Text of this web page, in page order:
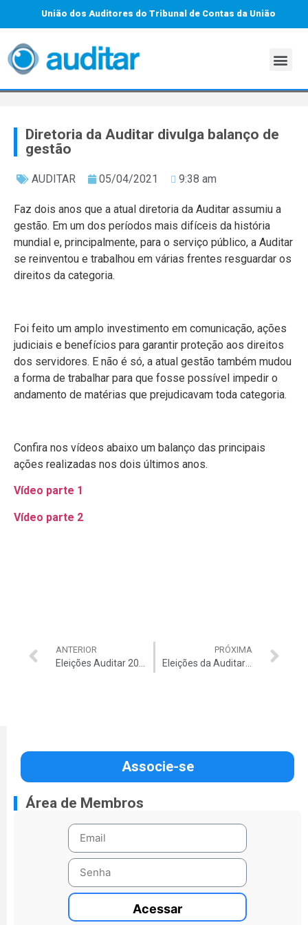
União dos Auditores do Tribunal de Contas da União
Diretoria da Auditar divulga balanço de
gestão
AUDITAR 05/04/2021 9:38 am
Faz dois anos que a atual diretoria da Auditar assumiu a
gestão. Em um dos períodos mais difíceis da história
mundial e, principalmente, para o serviço público, a Auditar
se reinventou e trabalhou em várias frentes resguardar os
direitos da categoria.
Foi feito um amplo investimento em comunicação, ações
judiciais e benefícios para garantir proteção aos direitos
dos servidores. E não é só, a atual gestão também mudou
a forma de trabalhar para que fosse possível impedir o
andamento de matérias que prejudicavam toda categoria.
Confira nos vídeos abaixo um balanço das principais
ações realizadas nos dois últimos anos.
Vídeo parte 1
Vídeo parte 2
ANTERIOR
Eleições Auditar 2021 – Acesse a Votação
PRÓXIMA
Eleições da Auditar: chapa “União e Trabalho” é eleita para conduzir a Associação para o biênio 2021/2023
Associe-se
Área de Membros
Acessar